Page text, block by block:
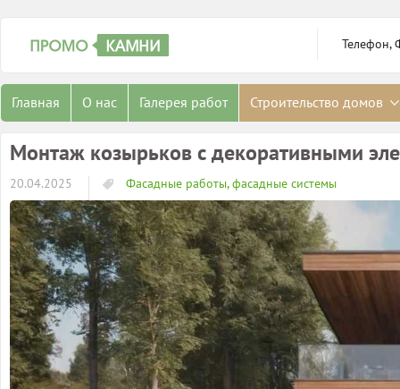
Телефон,
Главная О нас Галерея работ Строительство домов
Монтаж козырьков с декоративными
20.04.2025 Фасадные работы, фасадные системы